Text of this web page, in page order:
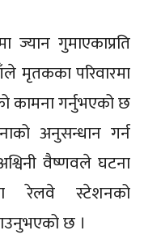
ज्यान गुमाएकाप्रति
मृतकका परिवारमा
कामना गर्नुभएको छ
अनुसन्धान गर्न
वैष्णवले घटना
रेलवे स्टेशनको
छ ।